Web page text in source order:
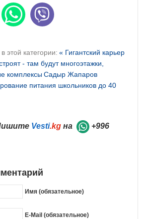
этой категории: « Гигантский карьер
- там будут многоэтажки,
комплексыСадыр Жапаров
питания школьников до 40
Vesti.kg на
+996
Имя (обязательное)
E-Mail (обязательное)